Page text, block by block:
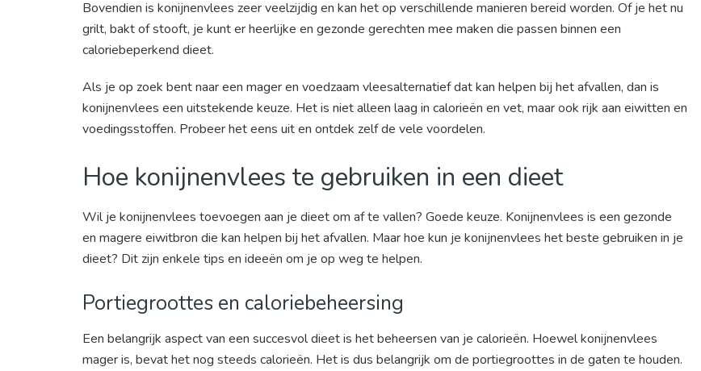
Bovendien is konijnenvlees zeer veelzijdig en kan het op verschillende manieren bereid worden. Of je het nu
grilt, bakt of stooft, je kunt er heerlijke en gezonde gerechten mee maken die passen binnen een
caloriebeperkend dieet.
Als je op zoek bent naar een mager en voedzaam vleesalternatief dat kan helpen bij het afvallen, dan is
konijnenvlees een uitstekende keuze. Het is niet alleen laag in calorieën en vet, maar ook rijk aan eiwitten en
voedingsstoffen. Probeer het eens uit en ontdek zelf de vele voordelen.
Hoe konijnenvlees te gebruiken in een dieet
Wil je konijnenvlees toevoegen aan je dieet om af te vallen? Goede keuze. Konijnenvlees is een gezonde
en magere eiwitbron die kan helpen bij het afvallen. Maar hoe kun je konijnenvlees het beste gebruiken in je
dieet? Dit zijn enkele tips en ideeën om je op weg te helpen.
Portiegroottes en caloriebeheersing
Een belangrijk aspect van een succesvol dieet is het beheersen van je calorieën. Hoewel konijnenvlees
mager is, bevat het nog steeds calorieën. Het is dus belangrijk om de portiegroottes in de gaten te houden.